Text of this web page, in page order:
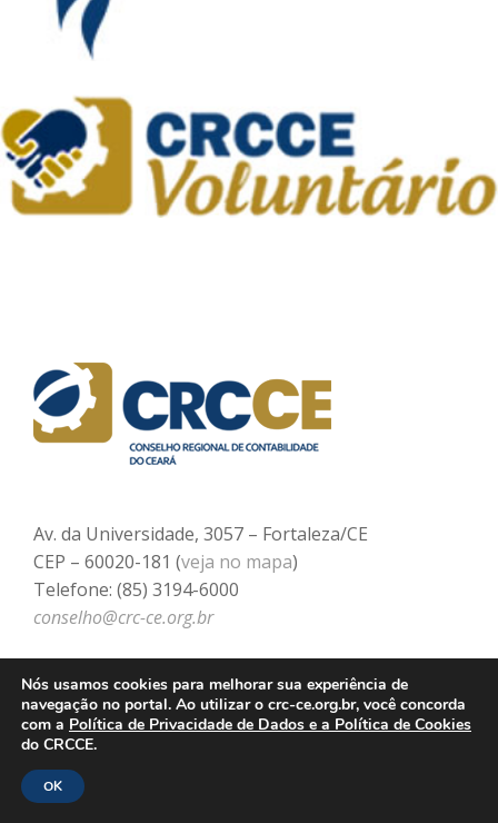
Av. da Universidade, 3057 – Fortaleza/CE
CEP – 60020-181 (veja no mapa)
Telefone: (85) 3194-6000
conselho@crc-ce.org.br
Nós usamos cookies para melhorar sua experiência de
navegação no portal. Ao utilizar o crc-ce.org.br, você concorda
com a Política de Privacidade de Dados e a Política de Cookies
do CRCCE.
OK